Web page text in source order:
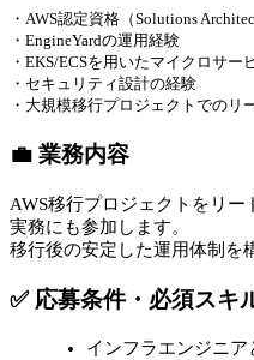
・AWS認定資格（Solutions
・EngineYardの運用経験
・EKS/ECSを用いたマイクロサー
・セキュリティ設計の経験
・大規模移行プロジェクトでのリ
💼 業務内容
AWS移行プロジェクトをリ
実務にも参加します。
移行後の安定した運用体制を
✅ 応募条件・必須スキ
インフラエンジニ